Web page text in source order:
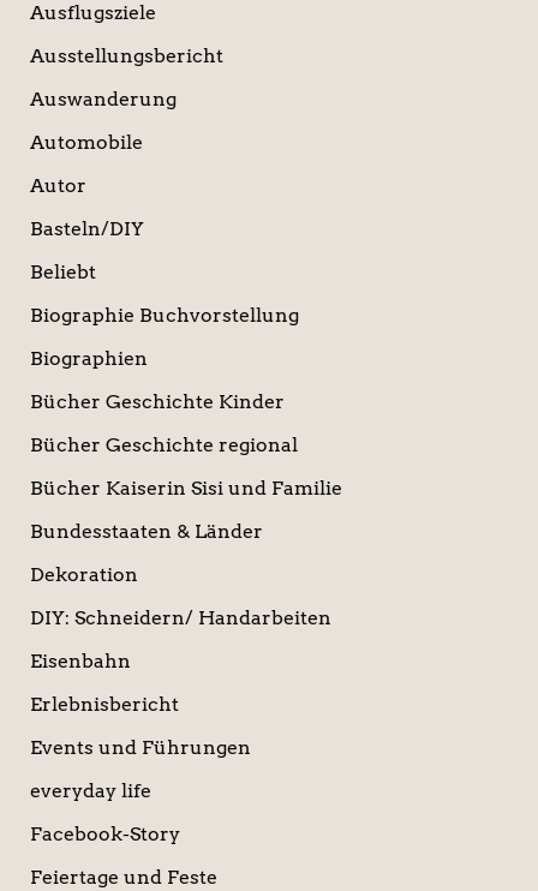
Ausflugsziele
Ausstellungsbericht
Auswanderung
Automobile
Autor
Basteln/DIY
Beliebt
Biographie Buchvorstellung
Biographien
Bücher Geschichte Kinder
Bücher Geschichte regional
Bücher Kaiserin Sisi und Familie
Bundesstaaten & Länder
Dekoration
DIY: Schneidern/ Handarbeiten
Eisenbahn
Erlebnisbericht
Events und Führungen
everyday life
Facebook-Story
Feiertage und Feste